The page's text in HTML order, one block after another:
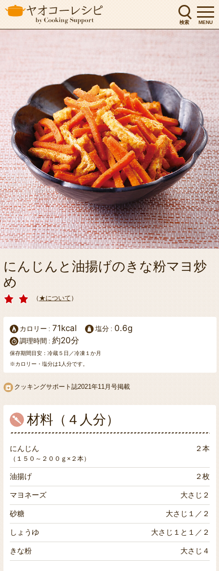
検索 MENU
にんじんと油揚げのきな粉マヨ炒
め
（ ★について ）
カロリー 71kcal 塩分 0.6g
調理時間 約20分
保存期間目安：冷蔵５日／冷凍１か月
※カロリー・塩分は1人分です。
クッキングサポート誌2021年11月号掲載
材料（４人分）
にんじん ２本
（１５０～２００ｇ×２本）
油揚げ ２枚
マヨネーズ 大さじ２
砂糖 大さじ１／２
しょうゆ 大さじ１と１／２
きな粉 大さじ４